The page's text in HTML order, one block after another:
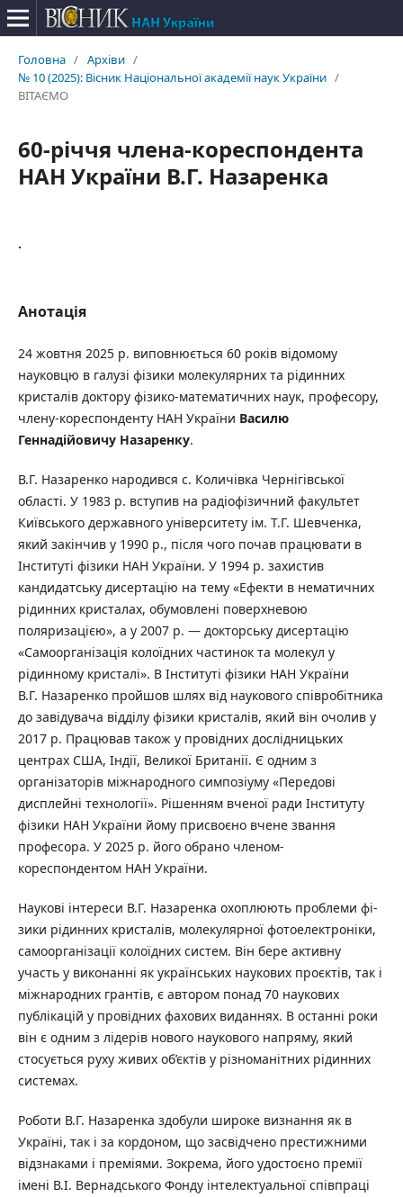
Головна / Архіви /
№ 10 (2025): Вісник Національної академії наук України /
ВІТАЄМО
60-річчя члена-кореспондента
НАН України В.Г. Назаренка
.
Анотація
24 жовтня 2025 р. виповнюється 60 років відомому
науковцю в галузі фізики молекулярних та рідинних
кристалів доктору фізико-математичних наук, професору,
члену-кореспонденту НАН України Василю
Геннадійовичу Назаренку.
В.Г. Назаренко народився с. Количівка Чернігівської
області. У 1983 р. вступив на радіофізичний факультет
Київського державного університету ім. Т.Г. Шевченка,
який закінчив у 1990 р., після чого почав працювати в
Інституті фізики НАН України. У 1994 р. захистив
кандидатську дисертацію на тему «Ефекти в нематичних
рідинних кристалах, обумовлені поверхневою
поляризацією», а у 2007 р. — докторську дисертацію
«Самоорганізація колоїдних частинок та молекул у
рідинному кристалі». В Інституті фізики НАН України
В.Г. Назаренко пройшов шлях від наукового співробітника
до завідувача відділу фізики кристалів, який він очолив у
2017 р. Працював також у провідних дослідницьких
центрах США, Індії, Великої Британії. Є одним з
організаторів міжнародного симпозіуму «Передові
дисплейні технології». Рішенням вченої ради Інституту
фізики НАН України йому присвоєно вчене звання
професора. У 2025 р. його обрано членом-
кореспондентом НАН України.
Наукові інтереси В.Г. Назаренка охоплюють проблеми фі-
зики рідинних кристалів, молекулярної фотоелектроніки,
самоорганізації колоїдних систем. Він бере активну
участь у виконанні як українських наукових проєктів, так і
міжнародних грантів, є автором понад 70 наукових
публікацій у провідних фахових виданнях. В останні роки
він є одним з лідерів нового наукового напряму, який
стосується руху живих об’єктів у різноманітних рідинних
системах.
Роботи В.Г. Назаренка здобули широке визнання як в
Україні, так і за кордоном, що засвідчено престижними
відзнаками і преміями. Зокрема, його удостоєно премії
імені В.І. Вернадського Фонду інтелектуальної співпраці